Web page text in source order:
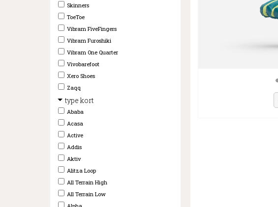
Skinners
ToeToe
Vibram FiveFingers
Vibram Furoshiki
Vibram One Quarter
Vivobarefoot
Xero Shoes
Zaqq
type kort
Ababa
Acasa
Active
Addis
Aktiv
Alitza Loop
All Terrain High
All Terrain Low